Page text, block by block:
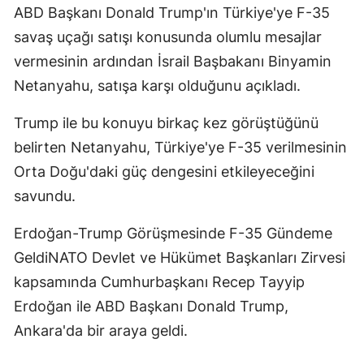
ABD Başkanı Donald Trump'ın Türkiye'ye F-35
savaş uçağı satışı konusunda olumlu mesajlar
vermesinin ardından İsrail Başbakanı Binyamin
Netanyahu, satışa karşı olduğunu açıkladı.
Trump ile bu konuyu birkaç kez görüştüğünü
belirten Netanyahu, Türkiye'ye F-35 verilmesinin
Orta Doğu'daki güç dengesini etkileyeceğini
savundu.
Erdoğan-Trump Görüşmesinde F-35 Gündeme
GeldiNATO Devlet ve Hükümet Başkanları Zirvesi
kapsamında Cumhurbaşkanı Recep Tayyip
Erdoğan ile ABD Başkanı Donald Trump,
Ankara'da bir araya geldi.